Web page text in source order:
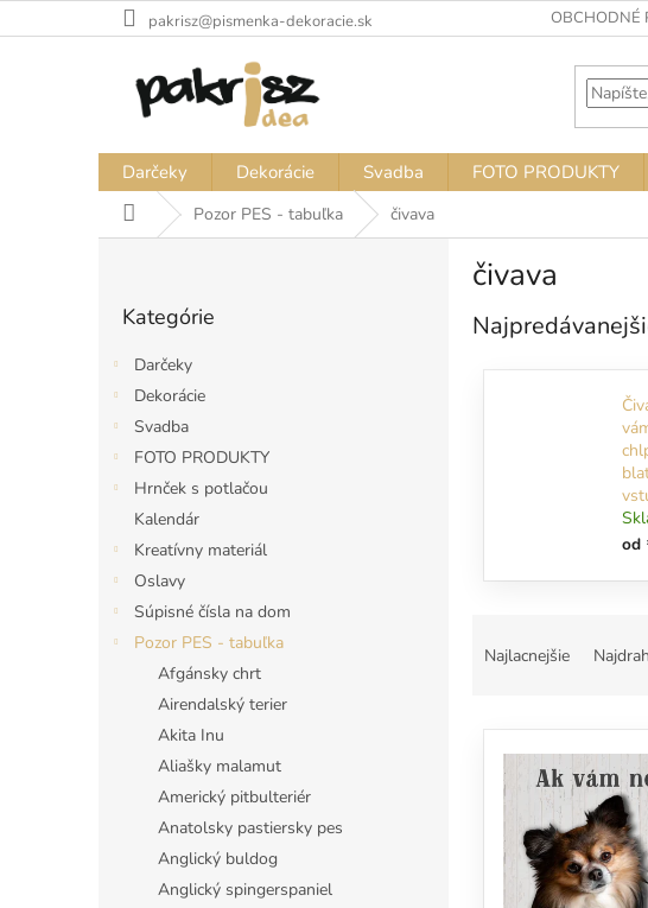
na
pakrisz@pismenka-dekoracie.sk OBCHODNÉ
Darčeky Dekorácie Svadba FOTO PRODUKTY
DomovPozor PES - tabuľka čivava
kategórie
Kategórie
Darčeky
Dekorácie
Svadba
FOTO PRODUKTY
Hrnček s potlačou
Kalendár
Kreatívny materiál
Oslavy
Súpisné čísla na dom
Pozor PES - tabuľka
Afgánsky chrt
Airendalský terier
Akita Inu
Aliašky malamut
Americký pitbulteriér
Anatolsky pastiersky pes
Anglický buldog
Anglický spingerspaniel
čivava
od
n
Najlacnejšie
V